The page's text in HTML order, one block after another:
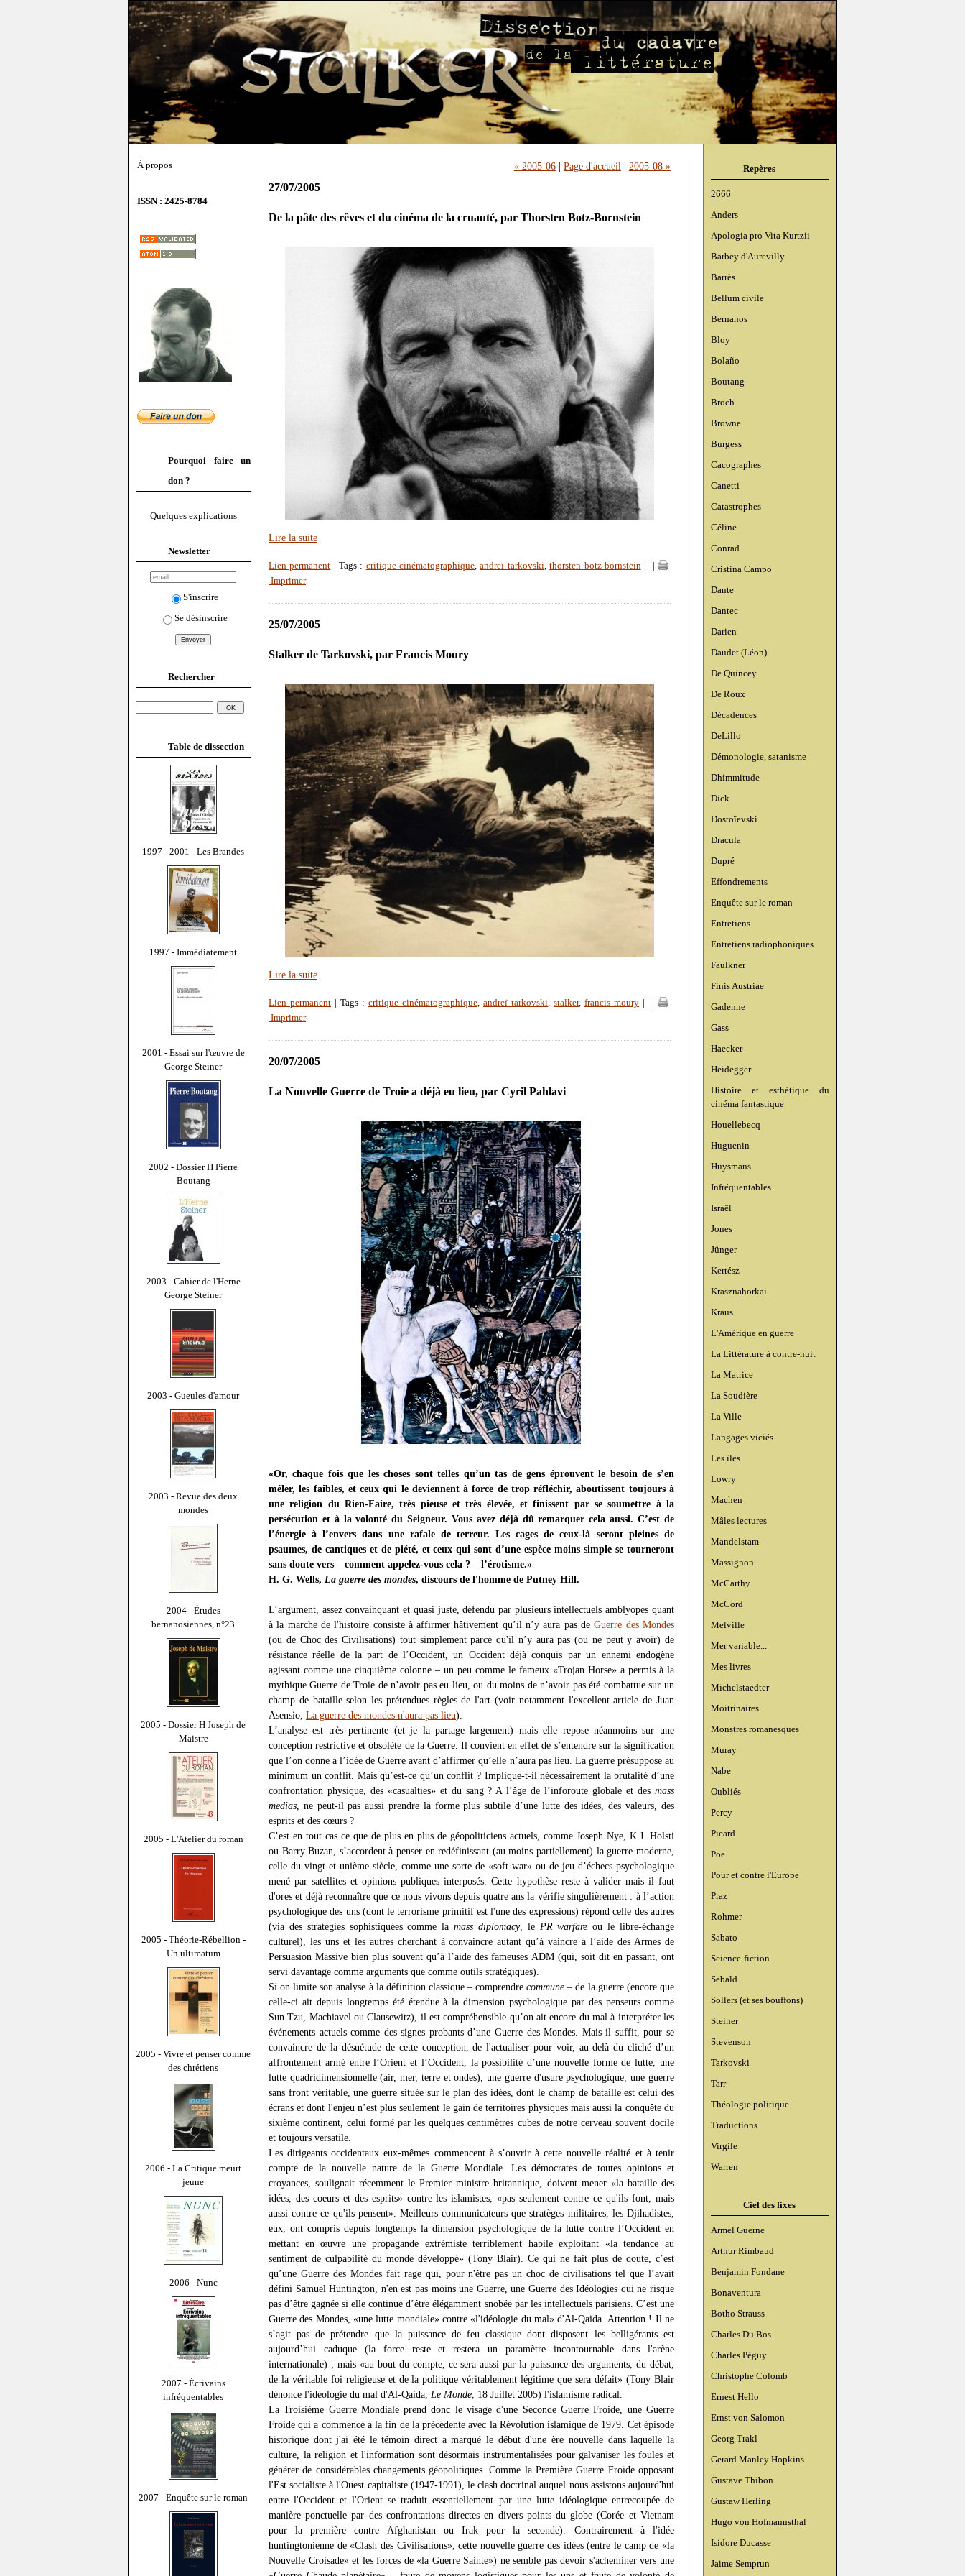
À propos
ISSN : 2425-8784
Pourquoi faire un
don ?
Quelques explications
Newsletter
S'inscrire
Se désinscrire
Rechercher
Table de dissection
1997 - 2001 - Les Brandes
1997 - Immédiatement
2001 - Essai sur l'œuvre de
George Steiner
2002 - Dossier H Pierre
Boutang
2003 - Cahier de l'Herne
George Steiner
2003 - Gueules d'amour
2003 - Revue des deux
mondes
2004 - Études
bernanosiennes, n°23
2005 - Dossier H Joseph de
Maistre
2005 - L'Atelier du roman
2005 - Théorie-Rébellion -
Un ultimatum
2005 - Vivre et penser comme
des chrétiens
2006 - La Critique meurt
jeune
2006 - Nunc
2007 - Écrivains
infréquentables
2007 - Enquête sur le roman
Repères
2666
Anders
Apologia pro Vita Kurtzii
Barbey d'Aurevilly
Barrès
Bellum civile
Bernanos
Bloy
Bolaño
Boutang
Broch
Browne
Burgess
Cacographes
Canetti
Catastrophes
Céline
Conrad
Cristina Campo
Dante
Dantec
Darien
Daudet (Léon)
De Quincey
De Roux
Décadences
DeLillo
Démonologie, satanisme
Dhimmitude
Dick
Dostoïevski
Dracula
Dupré
Effondrements
Enquête sur le roman
Entretiens
Entretiens radiophoniques
Faulkner
Finis Austriae
Gadenne
Gass
Haecker
Heidegger
Histoire et esthétique du
cinéma fantastique
Houellebecq
Huguenin
Huysmans
Infréquentables
Israël
Jones
Jünger
Kertész
Krasznahorkai
Kraus
L'Amérique en guerre
La Littérature à contre-nuit
La Matrice
La Soudière
La Ville
Langages viciés
Les îles
Lowry
Machen
Mâles lectures
Mandelstam
Massignon
McCarthy
McCord
Melville
Mer variable...
Mes livres
Michelstaedter
Moitrinaires
Monstres romanesques
Muray
Nabe
Oubliés
Percy
Picard
Poe
Pour et contre l'Europe
Praz
Rohmer
Sabato
Science-fiction
Sebald
Sollers (et ses bouffons)
Steiner
Stevenson
Tarkovski
Tarr
Théologie politique
Traductions
Virgile
Warren
Ciel des fixes
Armel Guerne
Arthur Rimbaud
Benjamin Fondane
Bonaventura
Botho Strauss
Charles Du Bos
Charles Péguy
Christophe Colomb
Ernest Hello
Ernst von Salomon
Georg Trakl
Gerard Manley Hopkins
Gustave Thibon
Gustaw Herling
Hugo von Hofmannsthal
Isidore Ducasse
Jaime Semprun
« 2005-06| Page d'accueil | 2005-08 »
27/07/2005
De la pâte des rêves et du cinéma de la cruauté, par Thorsten Botz-Bornstein
Lire la suite
Lien permanent | Tags : critique cinématographique,andreï tarkovski,thorsten botz-bornstein|
Imprimer
25/07/2005
Stalker de Tarkovski, par Francis Moury
Lire la suite
Lien permanent | Tags : critique cinématographique, andreï tarkovski, stalker, francis moury|
Imprimer
20/07/2005
La Nouvelle Guerre de Troie a déjà eu lieu, par Cyril Pahlavi
«Or, chaque fois que les choses sont telles qu’un tas de gens éprouvent le besoin de s’en
mêler, les faibles, et ceux qui le deviennent à force de trop réfléchir, aboutissent toujours à
une religion du Rien-Faire, très pieuse et très élevée, et finissent par se soumettre à la
persécution et à la volonté du Seigneur. Vous avez déjà dû remarquer cela aussi. C’est de
l’énergie à l’envers dans une rafale de terreur. Les cages de ceux-là seront pleines de
psaumes, de cantiques et de piété, et ceux qui sont d’une espèce moins simple se tourneront
sans doute vers – comment appelez-vous cela ? – l’érotisme.»
H. G. Wells, La guerre des mondes, discours de l'homme de Putney Hill.
L’argument, assez convainquant et quasi juste, défendu par plusieurs intellectuels amblyopes quant
à la marche de l'histoire consiste à affirmer hâtivement qu’il n’y aura pas deGuerre des Mondes
(ou de Choc des Civilisations) tout simplement parce qu'il n’y aura pas (ou ne peut y avoir) de
résistance réelle de la part de l’Occident, un Occident déjà conquis par un ennemi endogène
agissant comme une cinquième colonne – un peu comme le fameux «Trojan Horse» a permis à la
mythique Guerre de Troie de n’avoir pas eu lieu, ou du moins de n’avoir pas été combattue sur un
champ de bataille selon les prétendues règles de l'art (voir notamment l'excellent article de Juan
Asensio, La guerre des mondes n'aura pas lieu).
L’analyse est très pertinente (et je la partage largement) mais elle repose néanmoins sur une
conception restrictive et obsolète de la Guerre. Il convient en effet de s’entendre sur la signification
que l’on donne à l’idée de Guerre avant d’affirmer qu’elle n’aura pas lieu. La guerre présuppose au
minimum un conflit. Mais qu’est-ce qu’un conflit ? Implique-t-il nécessairement la brutalité d’une
confrontation physique, des «casualties» et du sang ? A l’âge de l’inforoute globale et des mass
medias , ne peut-il pas aussi prendre la forme plus subtile d’une lutte des idées, des valeurs, des
esprits et des cœurs ?
C’est en tout cas ce que de plus en plus de géopoliticiens actuels, comme Joseph Nye, K.J. Holsti
ou Barry Buzan, s’accordent à penser en redéfinissant (au moins partiellement) la guerre moderne,
celle du vingt-et-unième siècle, comme une sorte de «soft war» ou de jeu d’échecs psychologique
mené par satellites et opinions publiques interposés. Cette hypothèse reste à valider mais il faut
d'ores et déjà reconnaître que ce nous vivons depuis quatre ans la vérifie singulièrement : à l’action
psychologique des uns (dont le terrorisme primitif est l'une des expressions) répond celle des autres
(via des stratégies sophistiquées comme lamass diplomacy, le PR warfare ou le libre-échange
culturel), les uns et les autres cherchant à convaincre autant qu’à vaincre à l’aide des Armes de
Persuasion Massive bien plus souvent qu’à l’aide des fameuses ADM (qui, soit dit en passant, ont
servi davantage comme arguments que comme outils stratégiques).
Si on limite son analyse à la définition classique – comprendrecommune – de la guerre (encore que
celle-ci ait depuis longtemps été étendue à la dimension psychologique par des penseurs comme
Sun Tzu, Machiavel ou Clausewitz), il est compréhensible qu’on ait encore du mal à interpréter les
événements actuels comme des signes probants d’une Guerre des Mondes. Mais il suffit, pour se
convaincre de la désuétude de cette conception, de l'actualiser pour voir, au-delà du cliché d’un
affrontement armé entre l’Orient et l’Occident, la possibilité d’une nouvelle forme de lutte, une
lutte quadridimensionnelle (air, mer, terre et ondes), une guerre d'usure psychologique, une guerre
sans front véritable, une guerre située sur le plan des idées, dont le champ de bataille est celui des
écrans et dont l'enjeu n’est plus seulement le gain de territoires physiques mais aussi la conquête du
sixième continent, celui formé par les quelques centimètres cubes de notre cerveau souvent docile
et toujours versatile.
Les dirigeants occidentaux eux-mêmes commencent à s’ouvrir à cette nouvelle réalité et à tenir
compte de la nouvelle nature de la Guerre Mondiale. Les démocrates de toutes opinions et
croyances, soulignait récemment le Premier ministre britannique, doivent mener «la bataille des
idées, des coeurs et des esprits» contre les islamistes, «pas seulement contre ce qu'ils font, mais
aussi contre ce qu'ils pensent». Meilleurs communicateurs que stratèges militaires, les Djihadistes,
eux, ont compris depuis longtemps la dimension psychologique de la lutte contre l’Occident en
mettant en œuvre une propagande extrémiste terriblement habile exploitant «la tendance au
sentiment de culpabilité du monde développé» (Tony Blair). Ce qui ne fait plus de doute, c’est
qu’une Guerre des Mondes fait rage qui, pour n'être pas un choc de civilisations tel que l’avait
défini Samuel Huntington, n'en est pas moins une Guerre, une Guerre des Idéologies qui ne risque
pas d’être gagnée si elle continue d’être élégamment snobée par les intellectuels parisiens. C’est une
Guerre des Mondes, «une lutte mondiale» contre «l'idéologie du mal» d'Al-Qaida. Attention ! Il ne
s’agit pas de prétendre que la puissance de feu classique dont disposent les belligérants est
aujourd’hui caduque (la force reste et restera un paramètre incontournable dans l'arène
internationale) ; mais «au bout du compte, ce sera aussi par la puissance des arguments, du débat,
de la véritable foi religieuse et de la politique véritablement légitime que sera défait» (Tony Blair
dénonce l'idéologie du mal d'Al-Qaida, Le Monde , 18 Juillet 2005) l'islamisme radical.
La Troisième Guerre Mondiale prend donc le visage d'une Seconde Guerre Froide, une Guerre
Froide qui a commencé à la fin de la précédente avec la Révolution islamique de 1979. Cet épisode
historique dont j'ai été le témoin direct a marqué le début d'une ère nouvelle dans laquelle la
culture, la religion et l'information sont désormais instrumentalisées pour galvaniser les foules et
générer de considérables changements géopolitiques. Comme la Première Guerre Froide opposant
l'Est socialiste à l'Ouest capitaliste (1947-1991), le clash doctrinal auquel nous assistons aujourd'hui
entre l'Occident et l'Orient se traduit essentiellement par une lutte idéologique entrecoupée de
manière ponctuelle par des confrontations directes en divers points du globe (Corée et Vietnam
pour la première contre Afghanistan ou Irak pour la seconde). Contrairement à l'idée
huntingtonienne de «Clash des Civilisations», cette nouvelle guerre des idées (entre le camp de «la
Nouvelle Croisade» et les forces de «la Guerre Sainte») ne semble pas devoir s'acheminer vers une